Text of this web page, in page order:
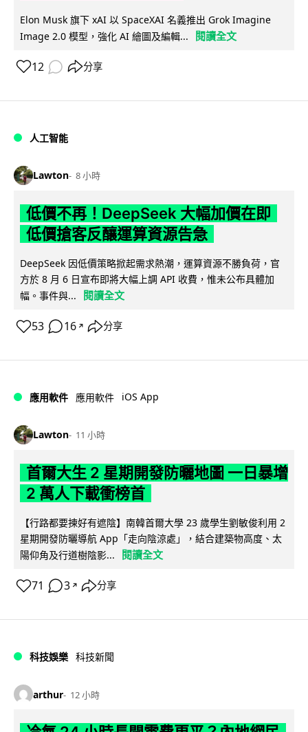
Elon Musk 旗下 xAI 以 SpaceXAI 名義推出 Grok Imagine
Image 2.0 模型，強化 AI 繪圖及編輯...
閱讀全文
12 分享
人工智能
Lawton 8 小時
低價不再！DeepSeek 大幅加價在即
低價搶客反釀運算資源告急
DeepSeek 因低價策略掀起需求熱潮，運算資源不勝負荷，官
方於 8 月 6 日宣布即將大幅上調 API 收費，惟未公布具體加
幅。事件與...
閱讀全文
53 16 ↗ 分享
應用軟件 應用軟件 iOS App
Lawton 11 小時
首爾大生 2 星期開發防曬地圖 一日暴增
2 萬人下載衝榜首
【行路都要揀好有遮陰】南韓首爾大學 23 歲學生劉敏俊利用 2
星期開發防曬導航 App「走向陰涼處」，結合建築物高度、太
陽仰角及行道樹陰影...
閱讀全文
71 3 ↗ 分享
科技娛樂 科技新聞
arthur 12 小時